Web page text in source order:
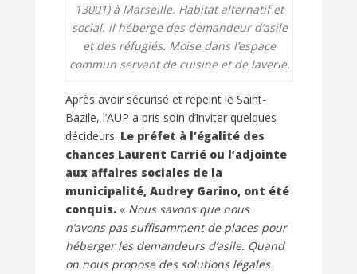
13001) à Marseille. Habitat alternatif et
social. il héberge des demandeur d’asile
et des réfugiés. Moise dans l’espace
commun servant de cuisine et de laverie.
Après avoir sécurisé et repeint le Saint-
Bazile, l’AUP a pris soin d’inviter quelques
décideurs. Le préfet à l’égalité des
chances Laurent Carrié ou l’adjointe
aux affaires sociales de la
municipalité, Audrey Garino, ont été
conquis. « Nous savons que nous
n’avons pas suffisamment de places pour
héberger les demandeurs d’asile. Quand
on nous propose des solutions légales